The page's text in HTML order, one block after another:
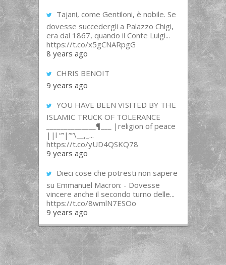
Tajani, come Gentiloni, è nobile. Se
dovesse succedergli a Palazzo Chigi,
era dal 1867, quando il Conte Luigi...
https://t.co/x5gCNARpgG
8 years ago
CHRIS BENOIT
9 years ago
YOU HAVE BEEN VISITED BY THE
ISLAMIC TRUCK OF TOLERANCE
______________¶___ |religion of peace
||l “”|””\__,_...
https://t.co/yUD4QSKQ78
9 years ago
Dieci cose che potresti non sapere
su Emmanuel Macron: - Dovesse
vincere anche il secondo turno delle...
https://t.co/8wmlN7ESOo
9 years ago